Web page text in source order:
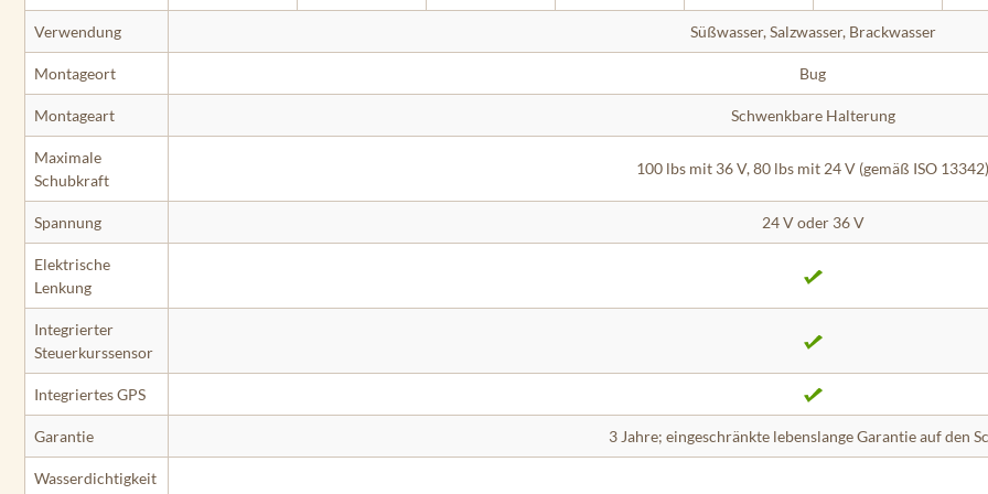
Verwendung Süßwasser, Salzwasser, Brackwasser
Montageort Bug
Montageart Schwenkbare Halterung
Maximale
Schubkraft
100 lbs mit 36 V, 80 lbs mit 24 V (gemäß ISO 13342)
Spannung 24 V oder 36 V
Elektrische
Lenkung
Integrierter
Steuerkurssensor
Integriertes GPS
Garantie 3 Jahre; eingeschränkte lebenslange Garantie auf den
Wasserdichtigkeit